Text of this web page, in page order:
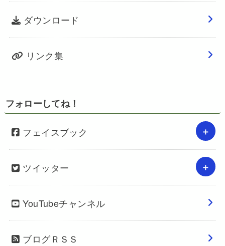
ダウンロード
リンク集
フォローしてね！
フェイスブック
ツイッター
YouTubeチャンネル
ブログＲＳＳ